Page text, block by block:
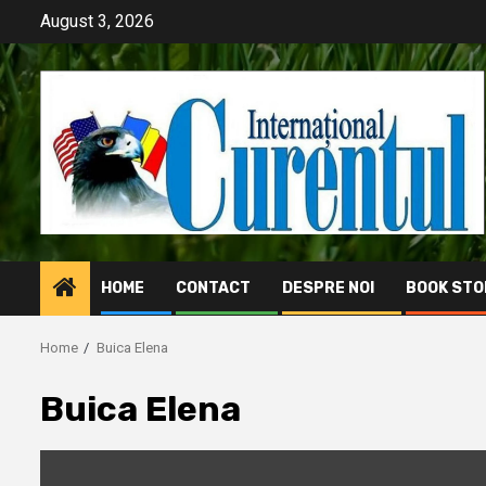
content
August 3, 2026
HOME CONTACT DESPRE NOI BOOK
Home Buica Elena
Buica Elena